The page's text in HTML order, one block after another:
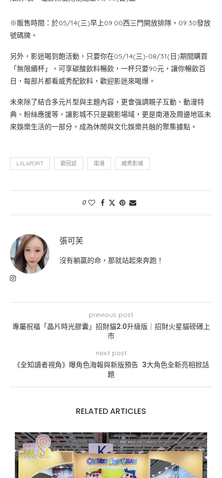
※販售時間：於05/14(三)早上09:00西三門開放排隊，09:30發放
號碼牌。
另外，影迷喝到飽活動，只要你在05/14(三)-08/31(日)期間購買
「無限續杯」，可享碳酸飲料暢飲，一杯只要90元，讓你暢飲百
日，每部片都看威秀配飲料，歡迎影迷來喝爆。
未來除了結合多元片型與主題內容，更會強調親子互動、動漫特
典、粉絲應援等，讓影城不只是觀影場域，更是南港及周邊地區未
來娛樂生活的一部分，成為休閒與文化娛樂共融的聚集據點。
LALAPORT 劉冠廷 南港 威秀影城
0
張可芙
沒有躺贏的命，那就站起來奔跑！
previous post
專屬祝福「晶片時光膠囊」招財貓2.0升級版｜招財火星貓磅礡上
市
next post
《全知讀者視角》曝角色海報與新版預告 3大角色全新亮相掀話
題
RELATED ARTICLES